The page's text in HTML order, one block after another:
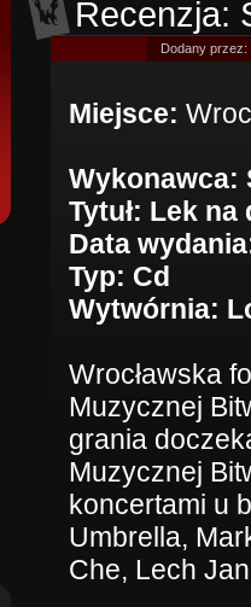
Recenzja:
Dodany przez:
Miejsce:
Wykonawca:
Tytuł: Lek na
Data
Typ: Cd
Wytwórnia:
Wrocławska
Muzycznej
grania
Muzycznej
koncertami u
Umbrella,
Che, Lech